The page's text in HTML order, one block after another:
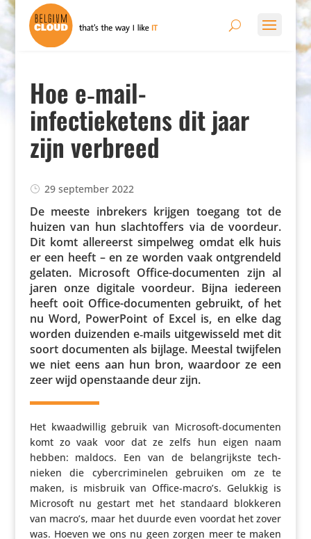
Hoe e‑mail-
infectieketens dit jaar
zijn verbreed
29 september 2022
De meeste inbrekers krijgen toegang tot de
huizen van hun slacht­of­fers via de voordeur.
Dit komt aller­eerst simpelweg omdat elk huis
er een heeft – en ze worden vaak ontgren­deld
gelaten. Microsoft Office-docu­menten zijn al
jaren onze digitale voordeur. Bijna iedereen
heeft ooit Office-docu­menten gebruikt, of het
nu Word, Power­Point of Excel is, en elke dag
worden duizenden e‑mails uitge­wis­seld met dit
soort docu­menten als bijlage. Meestal twijfelen
we niet eens aan hun bron, waardoor ze een
zeer wijd open­staande deur zijn.
Het kwaad­willig gebruik van Microsoft-docu­menten
komt zo vaak voor dat ze zelfs hun eigen naam
hebben: maldocs. Een van de belang­rijkste tech­
nieken die cyber­cri­mi­nelen gebruiken om ze te
maken, is misbruik van Office-macro’s. Gelukkig is
Microsoft nu gestart met het standaard blokkeren
van macro’s, maar het duurde even voordat het zover
was. Hoeven we ons nu geen zorgen meer te maken